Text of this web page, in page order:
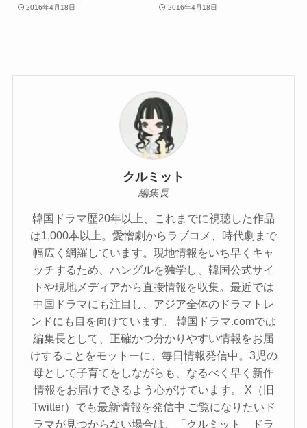
2016年4月18日 2016年4月18日
クルミット
編集長
韓国ドラマ歴20年以上、これまでに視聴した作品
は1,000本以上。愛憎劇からラブコメ、時代劇まで
幅広く網羅しています。現地情報をいち早くキャ
ッチするため、ハングルを独学し、韓国公式サイ
トや現地メディアから直接情報を収集。最近では
中国ドラマにも注目し、アジア全体のドラマトレ
ンドにも目を向けています。 韓国ドラマ.comでは
編集長として、正確かつ分かりやすい情報をお届
けすることをモットーに、毎日情報発信中。3児の
母として子育てをしながらも、なるべく早く新作
情報をお届けできるよう心がけています。 X（旧
Twitter）でも最新情報を発信中 ご覧になりたいド
ラマが見つからない場合は、「クルミット ドラ